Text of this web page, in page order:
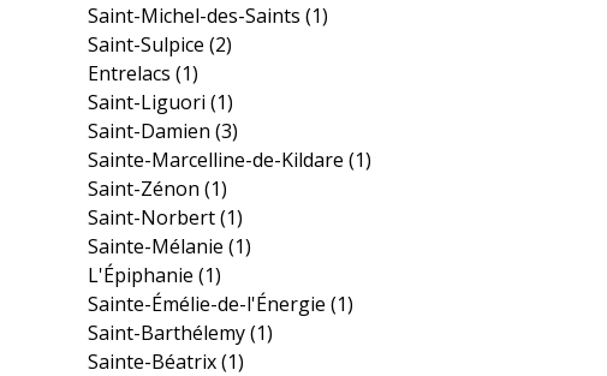
Saint-Michel-des-Saints (1)
Saint-Sulpice (2)
Entrelacs (1)
Saint-Liguori (1)
Saint-Damien (3)
Sainte-Marcelline-de-Kildare (1)
Saint-Zénon (1)
Saint-Norbert(1)
Sainte-Mélanie (1)
L'Épiphanie (1)
Sainte-Émélie-de-l'Énergie (1)
Saint-Barthélemy(1)
Sainte-Béatrix(1)